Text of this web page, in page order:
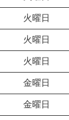
火曜日
火曜日
火曜日
金曜日
金曜日